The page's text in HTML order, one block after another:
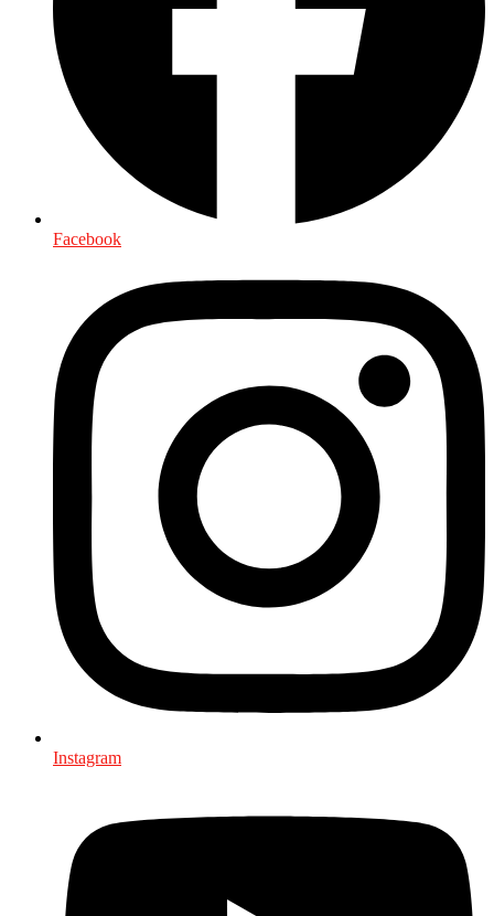
Facebook
Instagram